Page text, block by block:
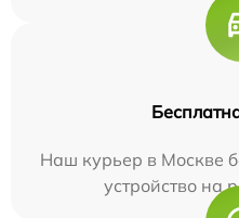
Наш курьер в Москве
устройство на